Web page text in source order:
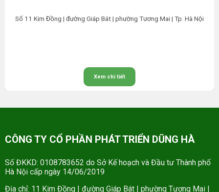
Số 11 Kim Đồng | đường Giáp Bát | phường Tương Mai | Tp. Hà Nội
Xem chi tiết
CÔNG TY CỔ PHẦN PHÁT TRIỂN DŨNG HÀ
Số ĐKKD: 0108783652 do Sở Kế hoạch và Đầu tư Thành phố
Hà Nội cấp ngày 14/06/2019
Địa chỉ: 11 Kim Đồng | đường Giáp Bát | phường Tương Mai |